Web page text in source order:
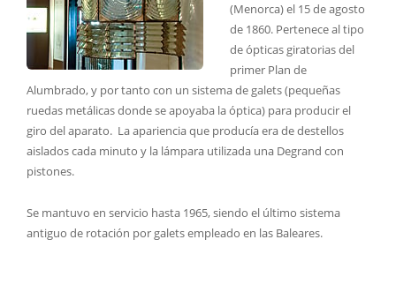
(Menorca) el 15 de agosto
de 1860. Pertenece al tipo
de ópticas giratorias del
primer Plan de
Alumbrado, y por tanto con un sistema de galets (pequeñas
ruedas metálicas donde se apoyaba la óptica) para producir el
giro del aparato. La apariencia que producía era de destellos
aislados cada minuto y la lámpara utilizada una Degrand con
pistones.
Se mantuvo en servicio hasta 1965, siendo el último sistema
antiguo de rotación por galets empleado en las Baleares.